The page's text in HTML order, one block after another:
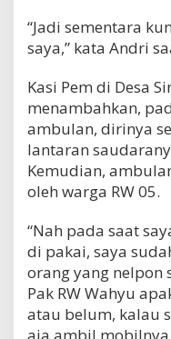
“Jadi sementara
saya,” kata Andri
Kasi Pem di Desa
menambahkan,
ambulan, dirinya
lantaran
Kemudian,
oleh warga RW 05.
“Nah pada saat
di pakai, saya
orang yang nelpon
Pak RW Wahyu
atau belum, kalau